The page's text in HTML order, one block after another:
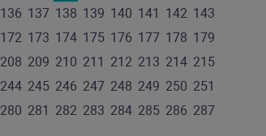
136 137 138 139 140 141 142 143
172 173 174 175 176 177 178 179
208 209 210 211 212 213 214 215
244 245 246 247 248 249 250 251
280 281 282 283 284 285 286 287